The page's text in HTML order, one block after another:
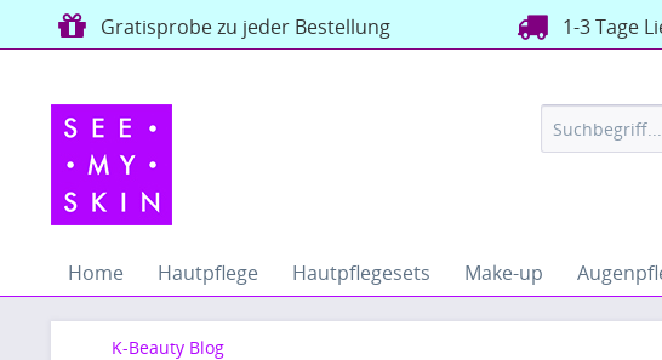
Gratisprobe zu jeder Bestellung 1-3 Tage
Home Hautpflege Hautpflegesets Make-up
K-Beauty Blog